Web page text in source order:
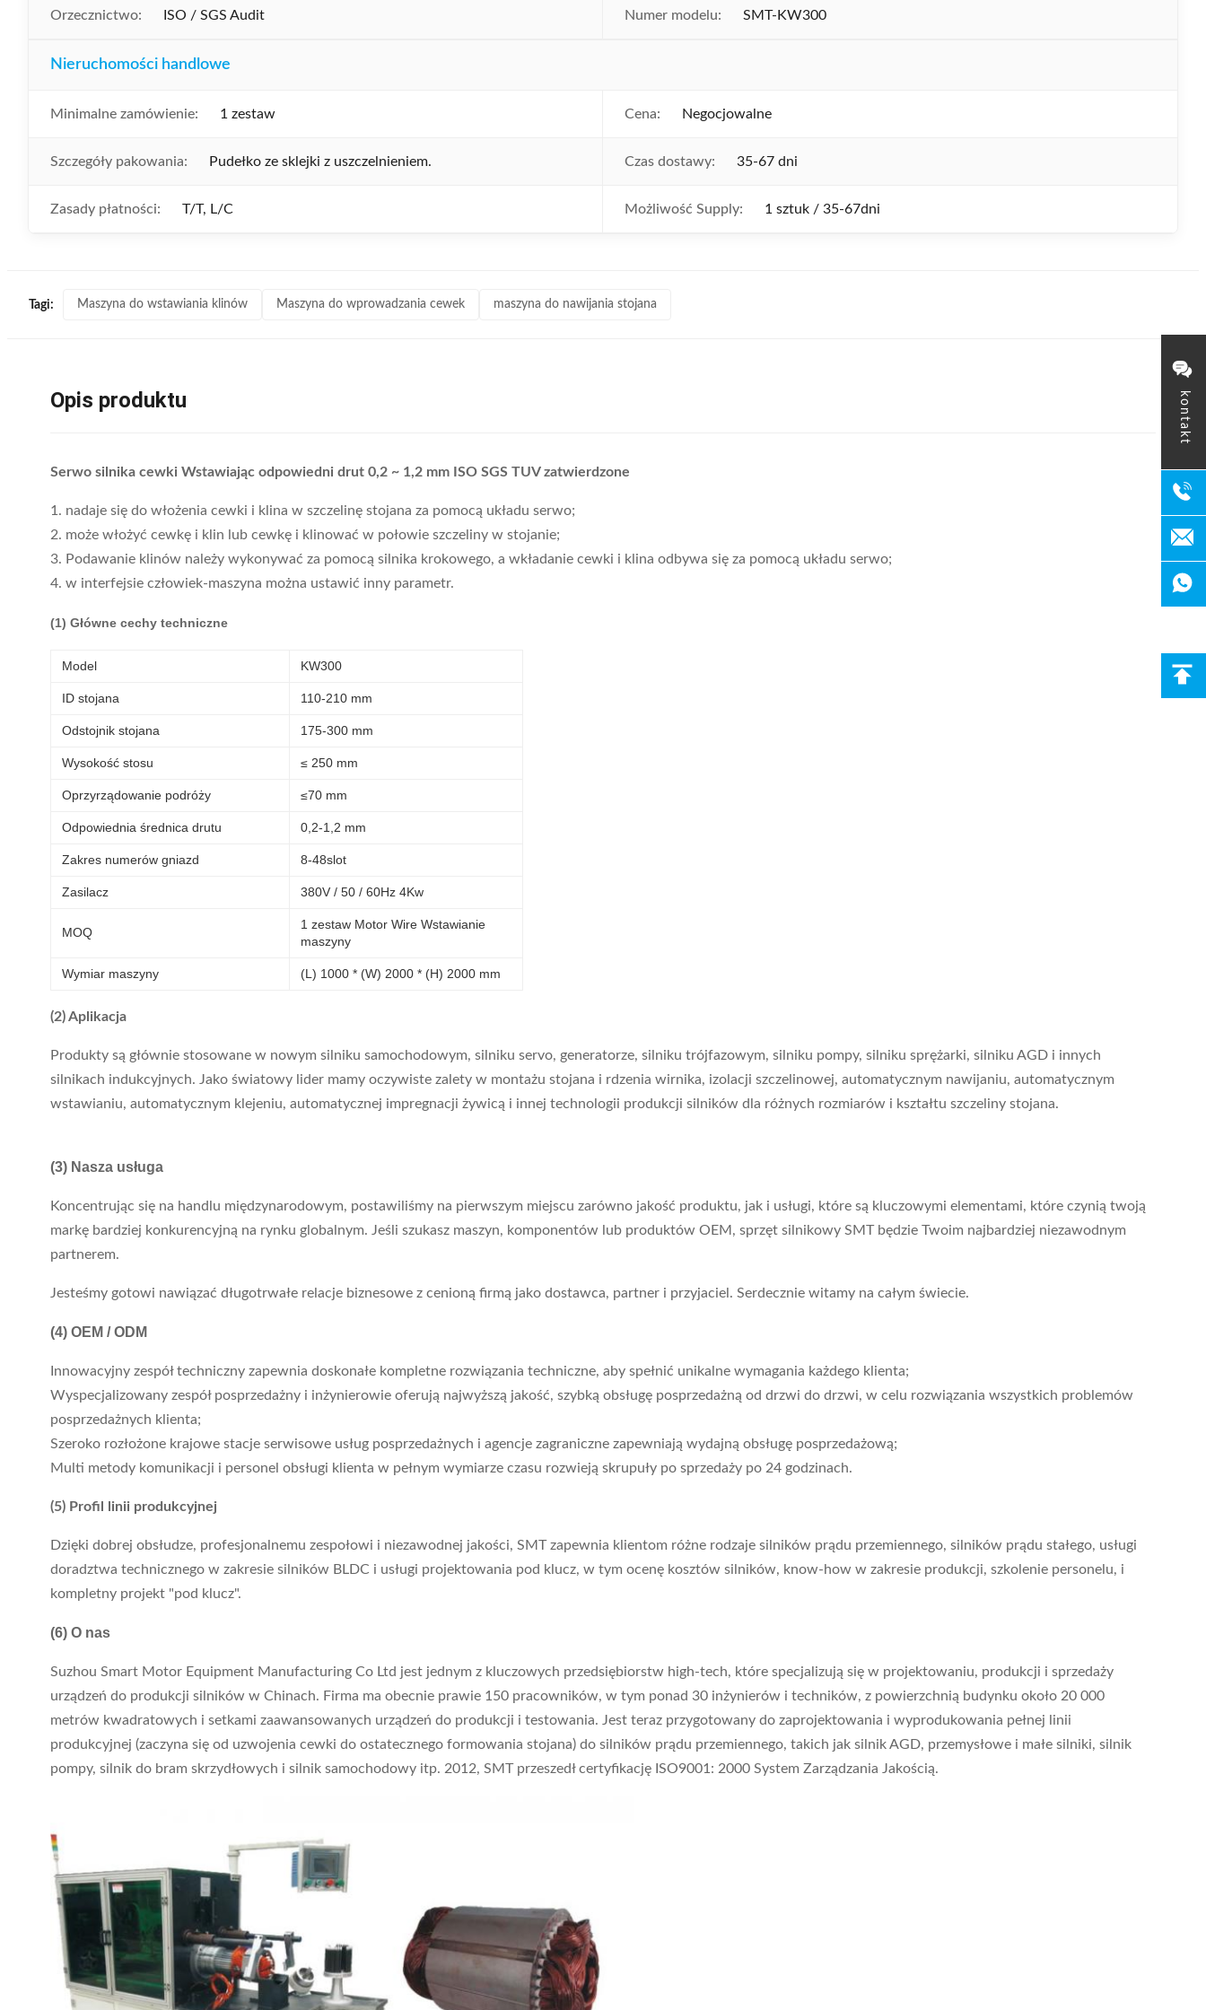
kontakt
Orzecznictwo: ISO / SGS Audit Numer modelu: SMT-KW300
Nieruchomości handlowe
Minimalne zamówienie: 1 zestaw Cena: Negocjowalne
Szczegóły pakowania: Pudełko ze sklejki z uszczelnieniem. Czas dostawy: 35-67 dni
Zasady płatności: T/T, L/C Możliwość Supply: 1 sztuk / 35-67dni
Tagi: Maszyna do wstawiania klinów Maszyna do wprowadzania cewek maszyna do nawijania stojana
Opis produktu
Serwo silnika cewki Wstawiając odpowiedni drut 0,2 ~ 1,2 mm ISO SGS TUV zatwierdzone
1. nadaje się do włożenia cewki i klina w szczelinę stojana za pomocą układu serwo;
2. może włożyć cewkę i klin lub cewkę i klinować w połowie szczeliny w stojanie;
3. Podawanie klinów należy wykonywać za pomocą silnika krokowego, a wkładanie cewki i klina odbywa się za pomocą układu serwo;
4. w interfejsie człowiek-maszyna można ustawić inny parametr.
(1) Główne cechy techniczne
Model KW300
ID stojana 110-210 mm
Odstojnik stojana 175-300 mm
Wysokość stosu ≤ 250 mm
Oprzyrządowanie podróży ≤70 mm
Odpowiednia średnica drutu 0,2-1,2 mm
Zakres numerów gniazd 8-48slot
Zasilacz 380V / 50 / 60Hz 4Kw
MOQ
1 zestaw Motor Wire Wstawianie
maszyny
Wymiar maszyny (L) 1000 * (W) 2000 * (H) 2000 mm
(2) Aplikacja
Produkty są głównie stosowane w nowym silniku samochodowym, silniku servo, generatorze, silniku trójfazowym, silniku pompy, silniku sprężarki, silniku AGD i innych
silnikach indukcyjnych. Jako światowy lider mamy oczywiste zalety w montażu stojana i rdzenia wirnika, izolacji szczelinowej, automatycznym nawijaniu, automatycznym
wstawianiu, automatycznym klejeniu, automatycznej impregnacji żywicą i innej technologii produkcji silników dla różnych rozmiarów i kształtu szczeliny stojana.
(3) Nasza usługa
Koncentrując się na handlu międzynarodowym, postawiliśmy na pierwszym miejscu zarówno jakość produktu, jak i usługi, które są kluczowymi elementami, które czynią twoją
markę bardziej konkurencyjną na rynku globalnym. Jeśli szukasz maszyn, komponentów lub produktów OEM, sprzęt silnikowy SMT będzie Twoim najbardziej niezawodnym
partnerem.
Jesteśmy gotowi nawiązać długotrwałe relacje biznesowe z cenioną firmą jako dostawca, partner i przyjaciel. Serdecznie witamy na całym świecie.
(4) OEM / ODM
Innowacyjny zespół techniczny zapewnia doskonałe kompletne rozwiązania techniczne, aby spełnić unikalne wymagania każdego klienta;
Wyspecjalizowany zespół posprzedażny i inżynierowie oferują najwyższą jakość, szybką obsługę posprzedażną od drzwi do drzwi, w celu rozwiązania wszystkich problemów
posprzedażnych klienta;
Szeroko rozłożone krajowe stacje serwisowe usług posprzedażnych i agencje zagraniczne zapewniają wydajną obsługę posprzedażową;
Multi metody komunikacji i personel obsługi klienta w pełnym wymiarze czasu rozwieją skrupuły po sprzedaży po 24 godzinach.
(5) Profil linii produkcyjnej
Dzięki dobrej obsłudze, profesjonalnemu zespołowi i niezawodnej jakości, SMT zapewnia klientom różne rodzaje silników prądu przemiennego, silników prądu stałego, usługi
doradztwa technicznego w zakresie silników BLDC i usługi projektowania pod klucz, w tym ocenę kosztów silników, know-how w zakresie produkcji, szkolenie personelu, i
kompletny projekt "pod klucz".
(6) O nas
Suzhou Smart Motor Equipment Manufacturing Co Ltd jest jednym z kluczowych przedsiębiorstw high-tech, które specjalizują się w projektowaniu, produkcji i sprzedaży
urządzeń do produkcji silników w Chinach. Firma ma obecnie prawie 150 pracowników, w tym ponad 30 inżynierów i techników, z powierzchnią budynku około 20 000
metrów kwadratowych i setkami zaawansowanych urządzeń do produkcji i testowania. Jest teraz przygotowany do zaprojektowania i wyprodukowania pełnej linii
produkcyjnej (zaczyna się od uzwojenia cewki do ostatecznego formowania stojana) do silników prądu przemiennego, takich jak silnik AGD, przemysłowe i małe silniki, silnik
pompy, silnik do bram skrzydłowych i silnik samochodowy itp. 2012, SMT przeszedł certyfikację ISO9001: 2000 System Zarządzania Jakością.